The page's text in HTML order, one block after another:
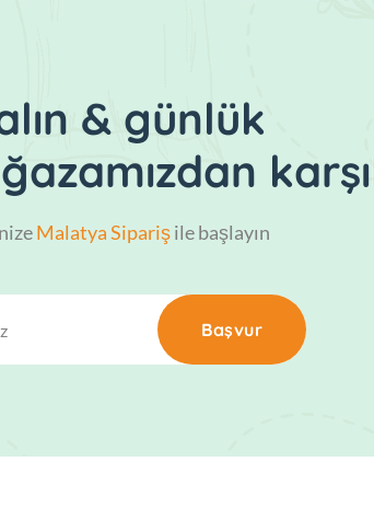
& günlük
Malatya Siparişile başlayın
Başvur